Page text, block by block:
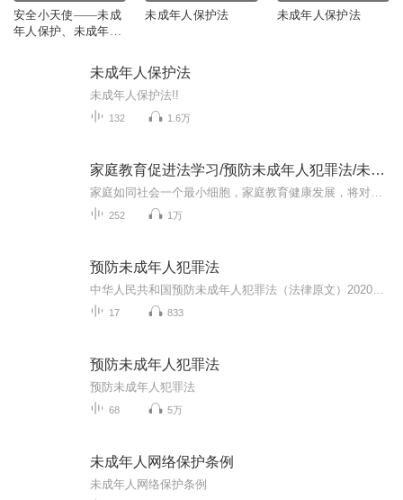
安全小天使——未成
年人保护、未成年人
未成年人保护法 未成年人保护法
未成年人保护法
未成年人保护法!!
132 1.6万
家庭教育促进法学习/预防未成年人犯罪法/未成年人保
252 1万
预防未成年人犯罪法
17 833
预防未成年人犯罪法
预防未成年人犯罪法
68 5万
未成年人网络保护条例
未成年人网络保护条例